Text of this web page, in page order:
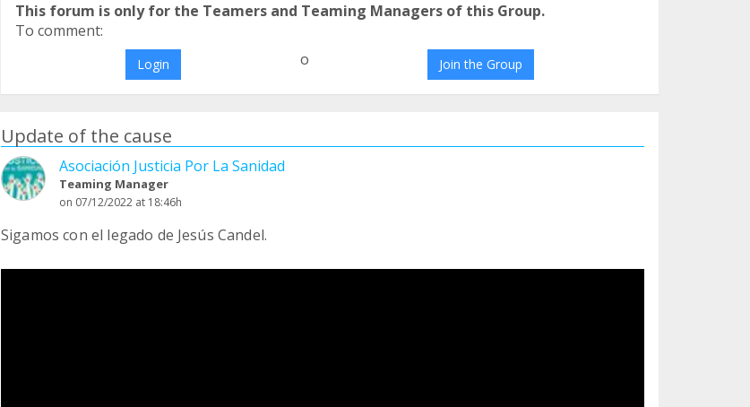
This forum is only for the Teamers and Teaming Managers of this Group.
To comment:
Login o Join the Group
Update of the cause
Asociación Justicia Por La Sanidad
Teaming Manager
on 07/12/2022 at 18:46h
Sigamos con el legado de Jesús Candel.